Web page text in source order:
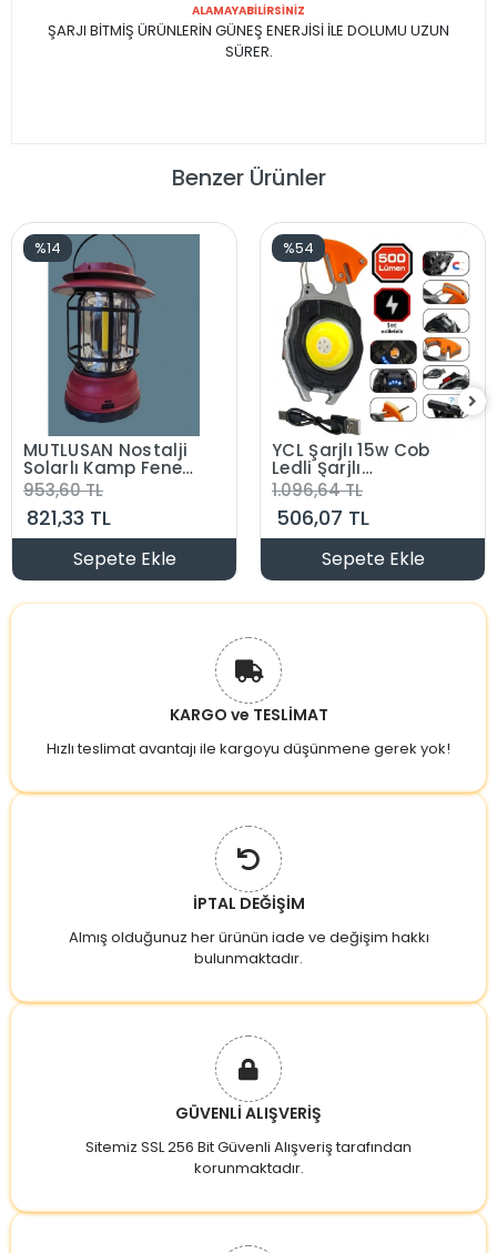
ALAMAYABİLİRSİNİZ
ŞARJI BİTMİŞ ÜRÜNLERİN GÜNEŞ ENERJİSİ İLE DOLUMU UZUN
SÜRER.
Benzer Ürünler
%14
MUTLUSAN Nostalji
Solarlı Kamp Feneri
5W Solar+Micro
USB Şarjlı
953,60 TL
821,33 TL
Sepete Ekle
%54
YCL Şarjlı 15w Cob
Ledli Şarjlı
Çakmaklıklı
Anahtarlık Kamp
Feneri
1.096,64 TL
506,07 TL
Sepete Ekle
KARGO ve TESLİMAT
Hızlı teslimat avantajı ile kargoyu düşünmene gerek yok!
İPTAL DEĞİŞİM
Almış olduğunuz her ürünün iade ve değişim hakkı
bulunmaktadır.
GÜVENLİ ALIŞVERİŞ
Sitemiz SSL 256 Bit Güvenli Alışveriş tarafından
korunmaktadır.